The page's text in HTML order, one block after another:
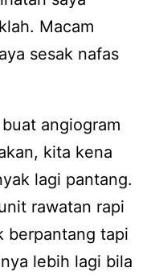
Macam
sesak nafas
angiogram
kita kena
lagi pantang.
rawatan rapi
berpantang tapi
lebih lagi bila